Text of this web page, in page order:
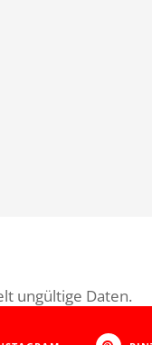
ungültige Daten.